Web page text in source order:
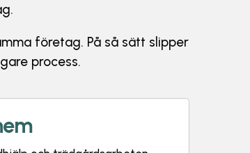
företag. På så sätt slipper
process.